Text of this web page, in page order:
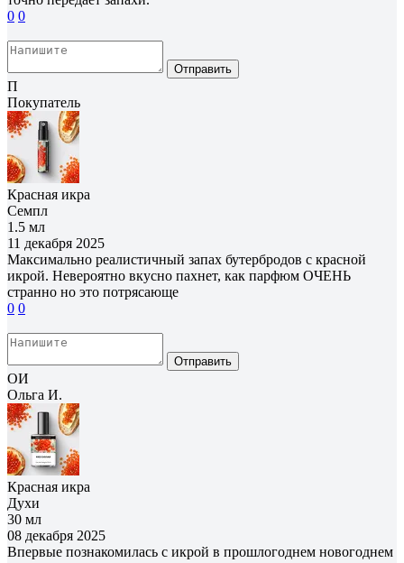
0 0
Отправить
П
Покупатель
Красная икра
Семпл
1.5 мл
11 декабря 2025
Максимально реалистичный запах бутербродов с красной
икрой. Невероятно вкусно пахнет, как парфюм ОЧЕНЬ
странно но это потрясающе
0 0
Отправить
ОИ
Ольга И.
Красная икра
Духи
30 мл
08 декабря 2025
Впервые познакомилась с икрой в прошлогоднем новогоднем